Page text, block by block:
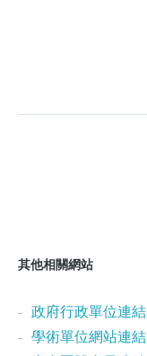
其他相關網站
政府行政單位連結
學術單位網站連結